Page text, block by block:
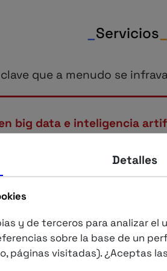
Servicios
que a menudo se
big data e inteligencia
la
el mundo habla de ser
en muchas
Detalles
y de terceros para analizar
sobre la base de un
páginas visitadas). ¿Aceptas